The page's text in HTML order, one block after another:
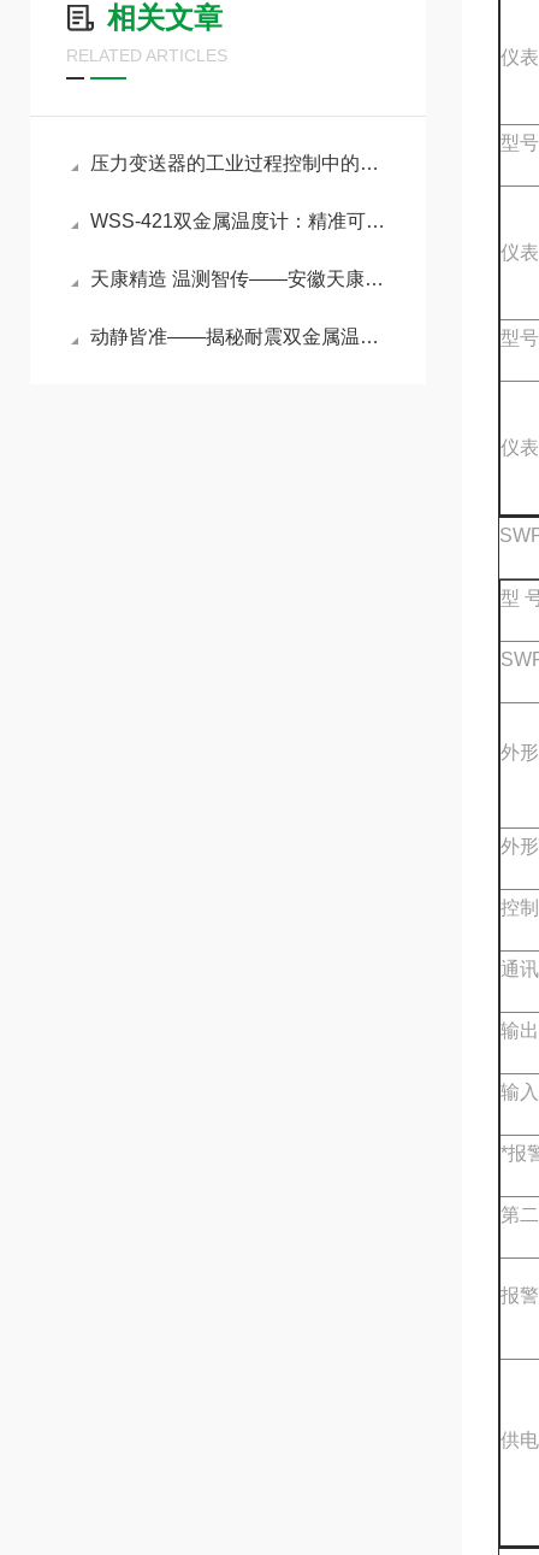
相关文章
RELATED ARTICLES
压力变送器的工业过程控制中的精准感知与智能传输核心
WSS-421双金属温度计：精准可靠的中低温现场检测利器
天康精造 温测智传——安徽天康远传双金属温度计赋能工业精准测控
动静皆准——揭秘耐震双金属温度计在强振动环境下的测温奥秘
仪
型号
仪
型号
仪
型
外
外
控
通
输
输
*报
第
报
供